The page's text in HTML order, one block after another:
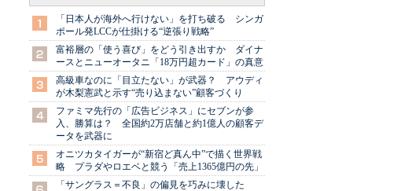
「日本人が海外へ行けない」を打ち破る シンガ
ポール発LCCが仕掛ける“逆張り戦略”
富裕層の「使う喜び」をどう引き出すか ダイナ
ースとニューオータニ「18万円超カード」の真意
高級車なのに「目立たない」が武器？ アウディ
が木梨憲武と示す“売り込まない”顧客づくり
ファミマ先行の「広告ビジネス」にセブンが参
入、勝算は？ 全国約2万店舗と約1億人の顧客デ
ータを武器に
オニツカタイガーが“新宿ど真ん中”で描く世界戦
略 プラダやロエベと競う「売上1365億円の先」
「サングラス＝不良」の偏見を巧みに壊した